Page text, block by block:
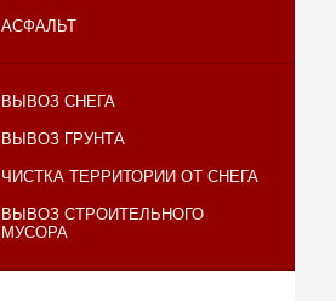
АСФАЛЬТ
ВЫВОЗ СНЕГА
ВЫВОЗ ГРУНТА
ЧИСТКА ТЕРРИТОРИИ ОТ СНЕГА
ВЫВОЗ СТРОИТЕЛЬНОГО
МУСОРА